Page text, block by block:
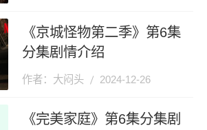
《京城怪物第二季》第6集
分集剧情介绍
作者：大闷头 2024-12-26
《完美家庭》第6集分集剧